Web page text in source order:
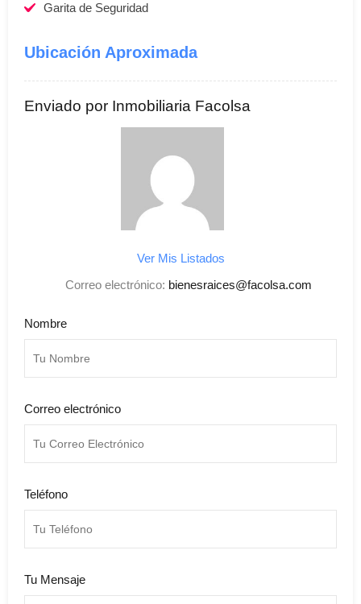
Garita de Seguridad
Ubicación Aproximada
Enviado por Inmobiliaria Facolsa
Ver Mis Listados
Correo electrónico: bienesraices@facolsa.com
Nombre
Correo electrónico
Teléfono
Tu Mensaje